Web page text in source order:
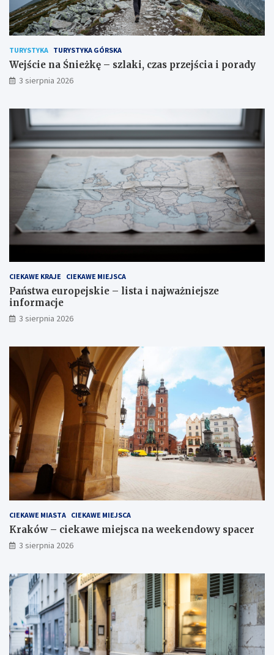
TURYSTYKA TURYSTYKA GÓRSKA
Wejście na Śnieżkę – szlaki, czas przejścia i porady
3 sierpnia 2026
CIEKAWE KRAJE CIEKAWE MIEJSCA
Państwa europejskie – lista i najważniejsze
informacje
3 sierpnia 2026
CIEKAWE MIASTA CIEKAWE MIEJSCA
Kraków – ciekawe miejsca na weekendowy spacer
3 sierpnia 2026